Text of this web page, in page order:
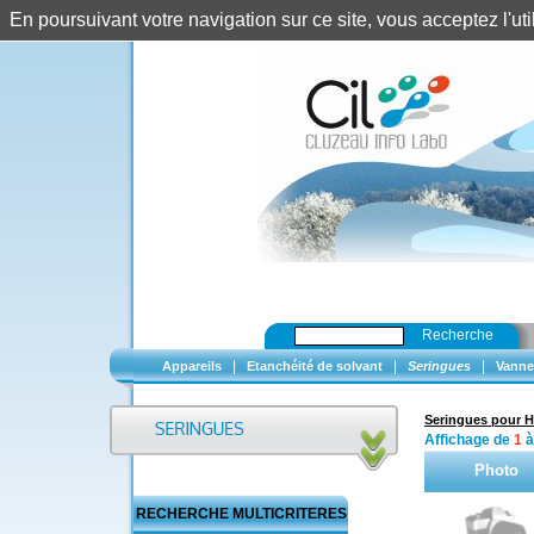
Recherche
Appareils Etanchéité de solvant Seringues
RECHERCHE MULTICRITERES
Seringues pour
Affichage de 1 à
Photo
En poursuivant votre navigation sur ce site, vous acceptez